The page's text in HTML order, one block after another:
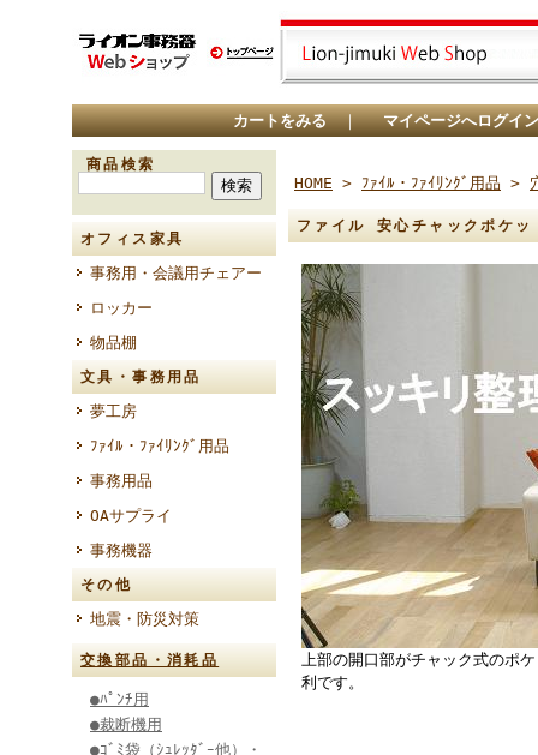
カートをみる ｜ マイページへログイン
商品検索
オフィス家具
事務用・会議用チェアー
ロッカー
物品棚
文具・事務用品
夢工房
ﾌｧｲﾙ・ﾌｧｲﾘﾝｸﾞ用品
事務用品
OAサプライ
事務機器
その他
地震・防災対策
交換部品・消耗品
●ﾊﾟﾝﾁ用
●裁断機用
●ｺﾞﾐ袋（ｼｭﾚｯﾀﾞｰ他）・
HOME > ﾌｧｲﾙ・ﾌｧｲﾘﾝｸﾞ用品 >
ファイル 安心チャックポ
上部の開口部がチャック式のポ
利です。